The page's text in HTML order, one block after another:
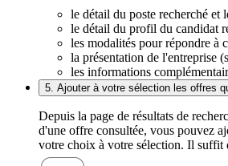
le détail du poste recherché et
le détail du profil du candidat
les modalités pour répondre à
la présentation de l'entreprise
les informations
5. Ajouter à votre sélection les offres
Depuis la page de résultats de
d'une offre consultée, vous pouvez
votre choix à votre sélection. Il suffit